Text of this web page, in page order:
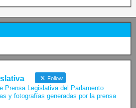
Follow
Prensa Legislativa del Parlamento
y fotografías generadas por la prensa